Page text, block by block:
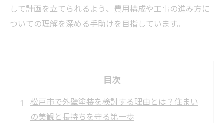
して計画を立てられるよう、費用構成や工事の進み方に
ついての理解を深める手助けを目指しています。
目次
松戸市で外壁塗装を検討する理由とは？住まい
の美観と長持ちを守る第一歩